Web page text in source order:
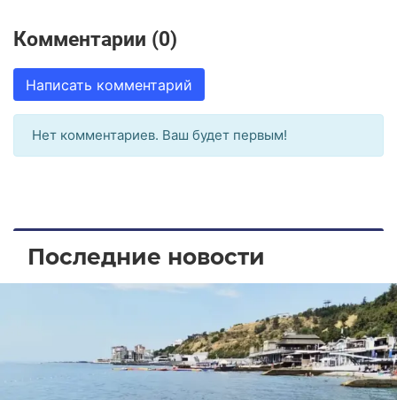
Комментарии (0)
Написать комментарий
Нет комментариев. Ваш будет первым!
Последние новости